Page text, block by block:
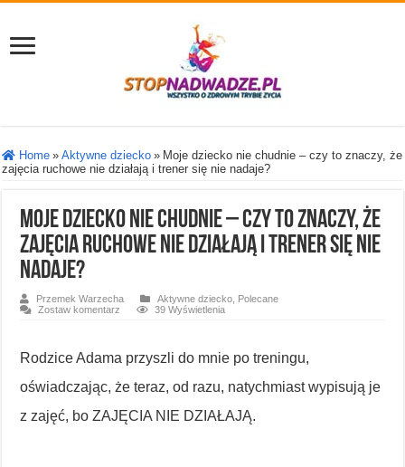
Home » Aktywne dziecko » Moje dziecko nie chudnie – czy to znaczy, że
zajęcia ruchowe nie działają i trener się nie nadaje?
Moje dziecko nie chudnie – czy to znaczy, że
zajęcia ruchowe nie działają i trener się nie
nadaje?
Przemek Warzecha Aktywne dziecko Polecane
Zostaw komentarz
39 Wyświetlenia
Rodzice Adama przyszli do mnie po treningu,
oświadczając, że teraz, od razu, natychmiast wypisują je
z zajęć, bo ZAJĘCIA NIE DZIAŁAJĄ.